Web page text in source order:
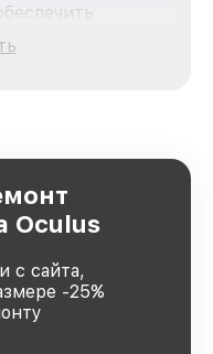
для
Oculus, вне
уровень
клиентов.
Oculus
с сайта,
-25%